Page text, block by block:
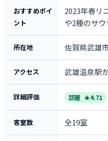
おすすめポイ
ント
2023年春リ
や2種のサ
所在地 佐賀県武雄
アクセス 武雄温泉駅
詳細評価 部屋 ★4.71
客室数 全19室